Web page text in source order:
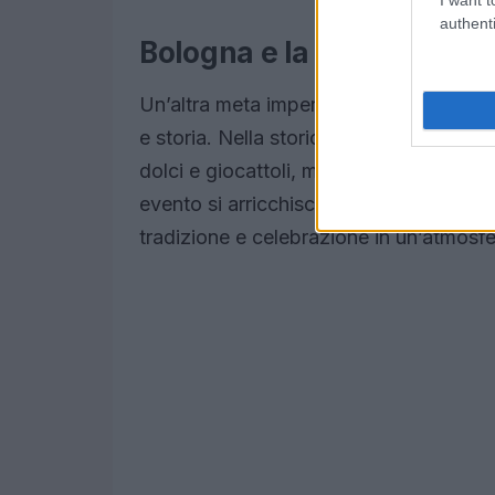
Bologna e la sua
Un’altra meta imperdibile per
e storia. Nella storica
Piazza Maggiore
dolci e giocattoli, mentre recita
evento si arricchisce ulteriormente
tradizione e celebrazione in